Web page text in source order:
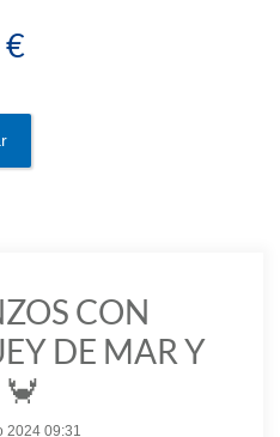
€
CON
DE MAR Y
🦀
2024 09:31